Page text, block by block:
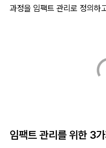
과정을 임팩트 관리로 정의하
임팩트 관리를 위한 3